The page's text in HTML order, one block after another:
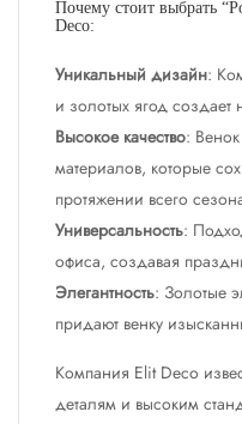
Почему стоит выбрать
Deco:
Уникальный дизайн:
и золотых ягод создает
Высокое качество:
материалов, которые
протяжении всего
Универсальность:
офиса, создавая
Элегантность: Золотые
придают венку
Компания Elit Deco
деталям и высоким